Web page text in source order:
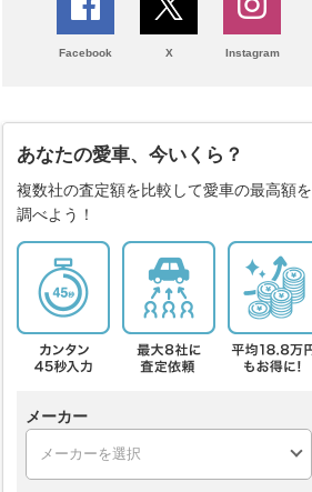
Facebook X Instagram
あなたの愛車、今いくら？
複数社の査定額を比較して愛車の最高額を
調べよう！
メーカー